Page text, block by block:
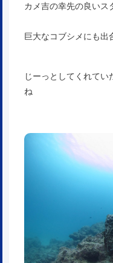
カメ吉の幸先の良いス
巨大なコブシメにも出
じーっとしてくれてい
ね